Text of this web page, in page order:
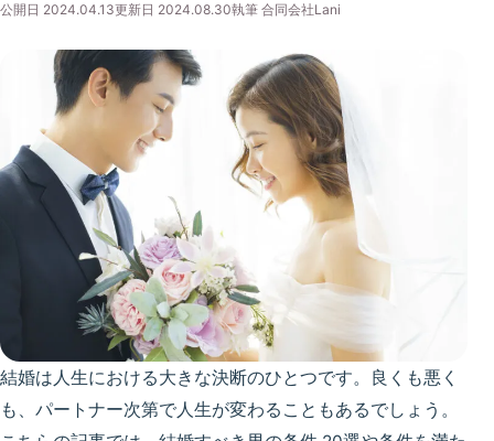
公開日 2024.04.13更新日 2024.08.30執筆 合同会社Lani
結婚は人生における大きな決断のひとつです。良くも悪く
も、パートナー次第で人生が変わることもあるでしょう。